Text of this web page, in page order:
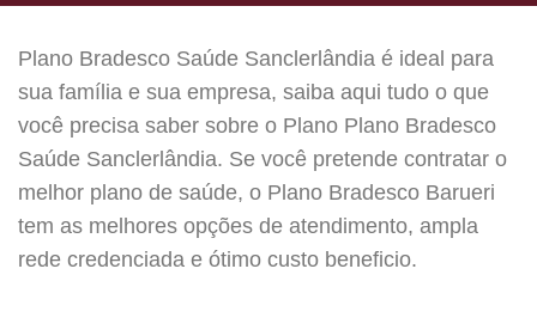
Plano Bradesco Saúde Sanclerlândia é ideal para
sua família e sua empresa, saiba aqui tudo o que
você precisa saber sobre o Plano Plano Bradesco
Saúde Sanclerlândia. Se você pretende contratar o
melhor plano de saúde, o Plano Bradesco Barueri
tem as melhores opções de atendimento, ampla
rede credenciada e ótimo custo beneficio.